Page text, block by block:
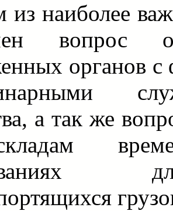
наиболее
вопрос о
органов
а так же